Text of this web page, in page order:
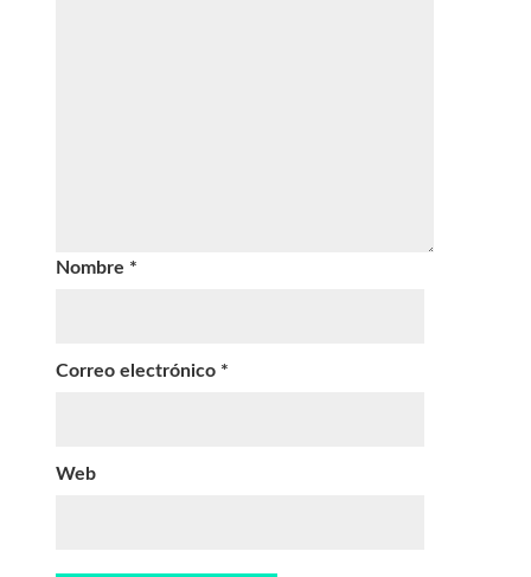
Nombre *
Correo electrónico *
Web